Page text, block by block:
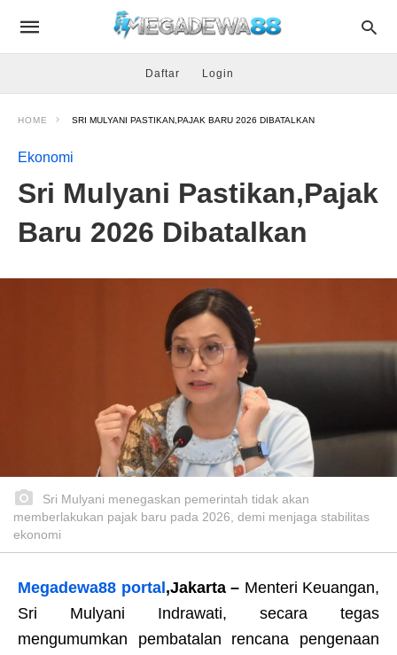
Daftar Login
HOME SRI MULYANI PASTIKAN,PAJAK BARU 2026 DIBATALKAN
Ekonomi
Sri Mulyani Pastikan,Pajak
Baru 2026 Dibatalkan
Sri Mulyani menegaskan pemerintah tidak akan
memberlakukan pajak baru pada 2026, demi menjaga stabilitas
ekonomi
Megadewa88 portal ,Jakarta– Menteri Keuangan,
Sri Mulyani Indrawati, secara tegas
mengumumkan pembatalan rencana pengenaan